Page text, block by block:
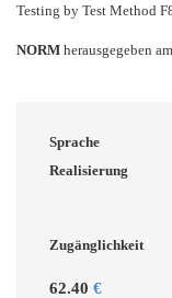
Testing by Test Method
NORM herausgegeben am
Sprache
Realisierung
Zugänglichkeit
62.40 €